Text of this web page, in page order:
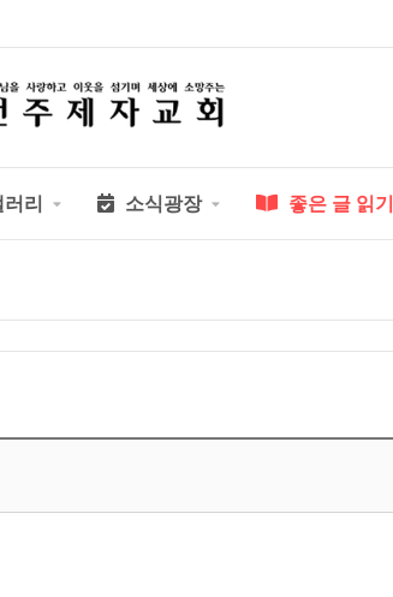
러리 소식광장 좋은 글 읽기